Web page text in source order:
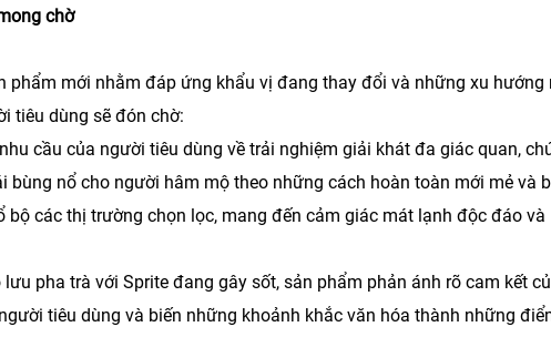
chờ
phẩm mới nhằm đáp ứng khẩu vị đang thay đổi và những xu hướng
tiêu dùng sẽ đón chờ:
cầu của người tiêu dùng về trải nghiệm giải khát đa giác quan,
bùng nổ cho người hâm mộ theo những cách hoàn toàn mới mẻ và
bộ các thị trường chọn lọc, mang đến cảm giác mát lạnh độc đáo và
pha trà với Sprite đang gây sốt, sản phẩm phản ánh rõ cam kết
tiêu dùng và biến những khoảnh khắc văn hóa thành những